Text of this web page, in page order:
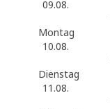
09.08.
Montag
10.08.
Dienstag
11.08.